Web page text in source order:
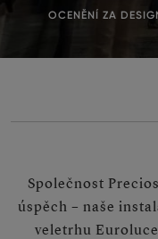
OCENĚNÍ ZA
Společnost
úspěch – naše
veletrhu